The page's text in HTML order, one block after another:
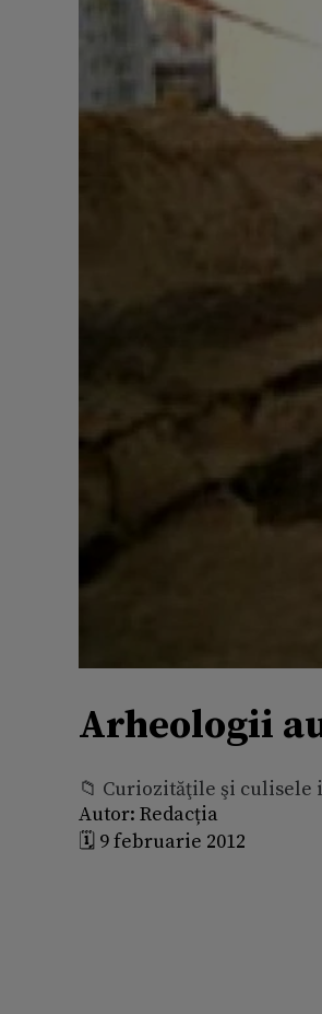
Arheologii
📁 Curiozităţile şi culisele
Autor: Redacția
🗓️ 9 februarie 2012